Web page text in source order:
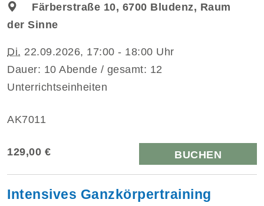
Färberstraße 10, 6700 Bludenz, Raum
der Sinne
Di. 22.09.2026, 17:00 - 18:00 Uhr
Dauer: 10 Abende / gesamt: 12
Unterrichtseinheiten
AK7011
129,00 € BUCHEN
Intensives Ganzkörpertraining